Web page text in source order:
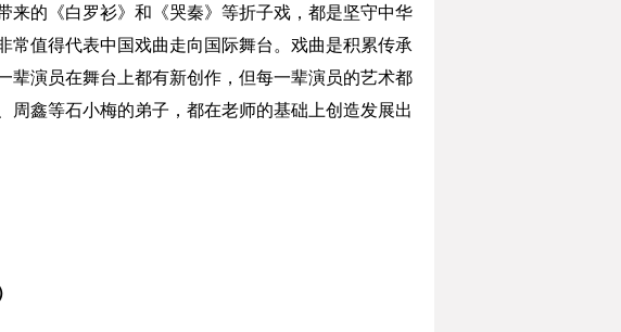
来的《白罗衫》和《哭秦》等折子戏，都是坚守中华
值得代表中国戏曲走向国际舞台。戏曲是积累传承
辈演员在舞台上都有新创作，但每一辈演员的艺术都
鑫等石小梅的弟子，都在老师的基础上创造发展出